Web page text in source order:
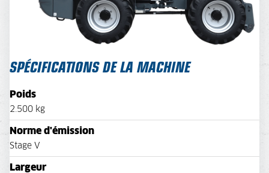
SPÉCIFICATIONS DE LA MACHINE
Poids
2.500 kg
Norme d'émission
Stage V
Largeur